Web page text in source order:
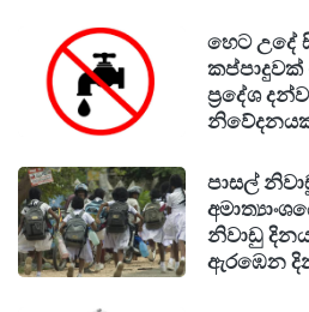
පිළිබඳව විවේචනය කරන
ඇත්තේ කනගාටුවක්.
මේ සිද්ධියේ දී කිසිම සත්‍ය
ඒ නිසා මම ඉල්ලීමක්
කීවත් අසන්නා සිහි
මාගේ ජීවිත කාලය තුල, මම
හෙට උදේ
කප්පාදුවක්
ප්‍රදේශ
පාසල්
නිවාඩු
ඇරඹෙන